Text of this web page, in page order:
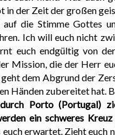
in der Zeit der großen
die Stimme Gottes
Ich will euch nicht
euch endgültig von
Mission, die der Herr
dem Abgrund der
Händen zubereitet hat.
Porto (Portugal)
ein schweres
euch erwartet. Zieht euch